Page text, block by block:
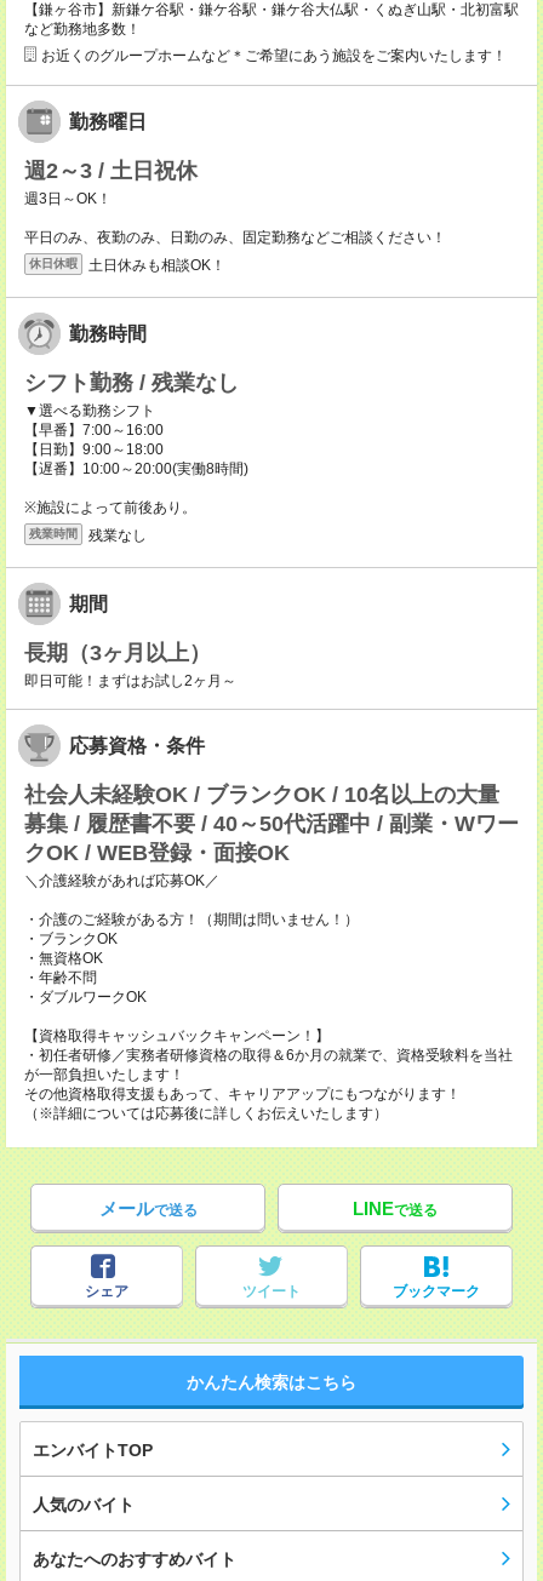
【鎌ヶ谷市】新鎌ケ谷駅・鎌ケ谷駅・鎌ケ谷大仏駅・くぬぎ山駅・北初富駅
など勤務地多数！
お近くのグループホームなど＊ご希望にあう施設をご案内いたします！
勤務曜日
週2～3 / 土日祝休
週3日～OK！
平日のみ、夜勤のみ、日勤のみ、固定勤務などご相談ください！
休日休暇 土日休みも相談OK！
勤務時間
シフト勤務 / 残業なし
▼選べる勤務シフト
【早番】7:00～16:00
【日勤】9:00～18:00
【遅番】10:00～20:00(実働8時間)
※施設によって前後あり。
残業時間 残業なし
期間
長期（3ヶ月以上）
即日可能！まずはお試し2ヶ月～
応募資格・条件
社会人未経験OK / ブランクOK / 10名以上の大量
募集 / 履歴書不要 / 40～50代活躍中 / 副業・Wワー
クOK / WEB登録・面接OK
＼介護経験があれば応募OK／
・介護のご経験がある方！（期間は問いません！）
・ブランクOK
・無資格OK
・年齢不問
・ダブルワークOK
【資格取得キャッシュバックキャンペーン！】
・初任者研修／実務者研修資格の取得＆6か月の就業で、資格受験料を当社
が一部負担いたします！
その他資格取得支援もあって、キャリアアップにもつながります！
（※詳細については応募後に詳しくお伝えいたします）
メールで送る LINEで送る
シェア ツイート ブックマーク
かんたん検索はこちら
エンバイトTOP
人気のバイト
あなたへのおすすめバイト